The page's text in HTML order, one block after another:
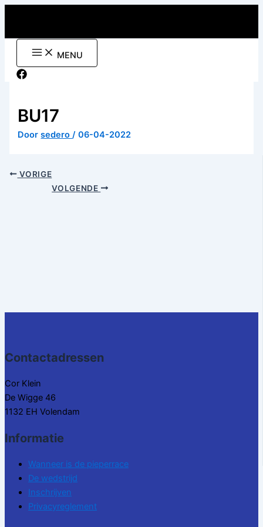
de
MENU
BU17
Doorsedero/06-04-2022
VORIGE
VOLGENDE
Contactadressen
Cor Klein
De Wigge 46
1132 EH Volendam
Informatie
Wanneer is de pieperrace
De wedstrijd
Inschrijven
Privacyreglement